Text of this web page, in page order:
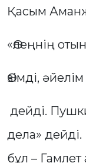
Қасым
«Өлеңнің
Өзімді,
дейді.
дела»
бұл –